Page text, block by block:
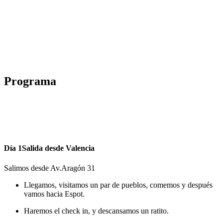
Programa
Día 1Salida desde Valencia
Salimos desde Av.Aragón 31
Llegamos, visitamos un par de pueblos, comemos y después
vamos hacia Espot.
Haremos el check in, y descansamos un ratito.